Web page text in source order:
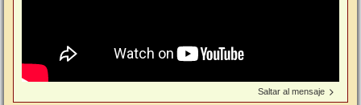
Saltar al mensaje